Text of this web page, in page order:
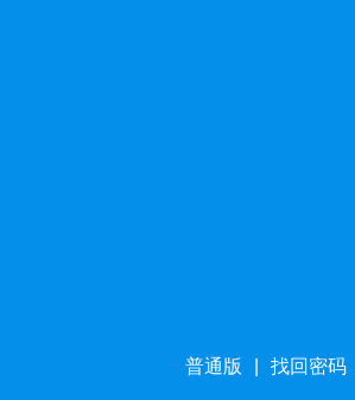
普通版 找回密码